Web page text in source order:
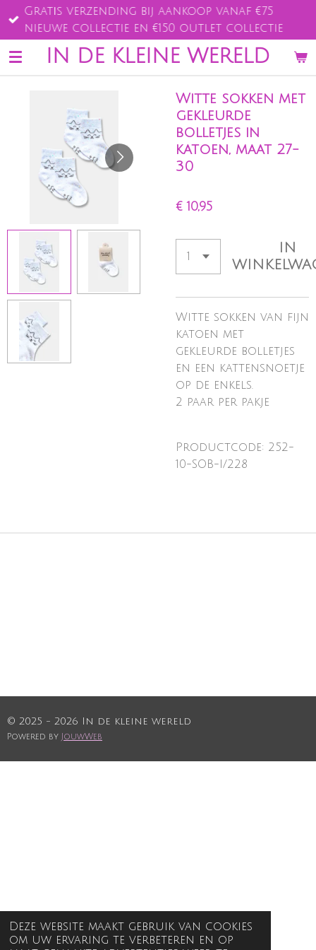
Deze website maakt gebruik van cookies
om uw ervaring te verbeteren en op
Ga
direct
naar
de
IN DE KLEINE WERELD
Gratis verzending bij aankoop vanaf €75
nieuwe collectie en €150 outlet collectie
Witte sokken met
gekleurde
bolletjes in
katoen, maat 27-
30
€ 10,95
IN
Witte sokken van fijn
katoen met
gekleurde bolletjes
en een kattensnoetje
op de enkels.
2 paar per pakje
Productcode: 252-
10-SOB-I/228
© 2025 - 2026 In de kleine wereld
Powered by JouwWeb